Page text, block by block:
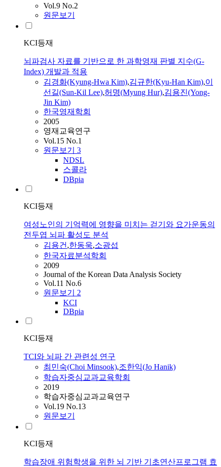
Vol.9 No.2
원문보기
KCI등재
뇌파검사 자료를 기반으로 한 과학영재 판별 지수(G-
Index) 개발과 적용
김경화(Kyung-Hwa Kim),김규한(Kyu-Han Kim),이
선길(Sun-Kil Lee),허명(Myung Hur),김용진(Yong-
Jin Kim)
한국영재학회
2005
영재교육연구
Vol.15 No.1
원문보기 3
NDSL
스콜라
DBpia
KCI등재
여성노인의 기억력에 영향을 미치는 걷기와 요가운동의
전두엽 뇌파 활성도 분석
김용건,한동욱,소광섭
한국자료분석학회
2009
Journal of the Korean Data Analysis Society
Vol.11 No.6
원문보기 2
KCI
DBpia
KCI등재
TCI와 뇌파 간 관련성 연구
최민숙(Choi Minsook),조한익(Jo Hanik)
학습자중심교과교육학회
2019
학습자중심교과교육연구
Vol.19 No.13
원문보기
KCI등재
학습장애 위험학생을 위한 뇌 기반 기초연산프로그램 효